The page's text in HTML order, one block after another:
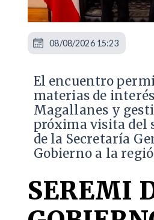
El encuentro
materias de
Magallanes y
próxima visita del
de la Secretaría
Gobierno a la
SEREMI
08/08/2026 15:23